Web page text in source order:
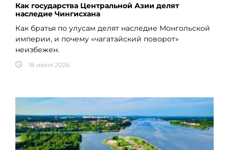
Как государства Центральной Азии делят
наследие Чингисхана
Как братья по улусам делят наследие Монгольской
империи, и почему «чагатайский поворот»
неизбежен.
18 июня 2026